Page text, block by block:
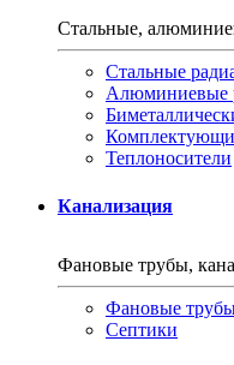
Стальные,
Стальные
Алюминиевые
Теплоносители
Канализация
Фановые трубы,
Фановые
Септики